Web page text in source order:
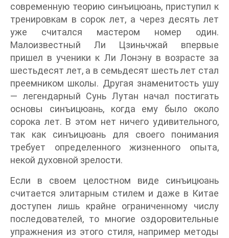
современную теорию синъицюань, приступил к
тренировкам в сорок лет, а через десять лет
уже считался мастером номер один.
Малоизвестный Ли Цзиньчжай впервые
пришел в ученики к Ли Лонэну в возрасте за
шестьдесят лет, а в семьдесят шесть лет стал
преемником школы. Другая знаменитость ушу
— легендарный Сунь Лутан начал постигать
основы синъицюань, когда ему было около
сорока лет. В этом нет ничего удивительного,
так как синъицюань для своего понимания
требует определенного жизненного опыта,
некой духовной зрелости.
Если в своем целостном виде синъицюань
считается элитарным стилем и даже в Китае
доступен лишь крайне ограниченному числу
последователей, то многие оздоровительные
упражнения из этого стиля, например методы